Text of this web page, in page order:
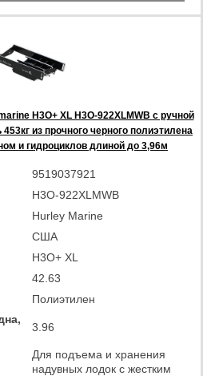
H3O+ XL H3O-922XLMWB с ручной
из прочного черного полиэтилена
и гидроциклов длиной до 3,96м
9519037921
H3O-922XLMWB
Hurley Marine
США
H3O+ XL
42.63
Полиэтилен
3.96
Для подъема и хранения
надувных лодок с жестким